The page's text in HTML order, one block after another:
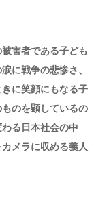
害者である子ども
に戦争の悲惨さ、
に笑顔にもなる子
のを顕しているの
る日本社会の中
メラに収める義人